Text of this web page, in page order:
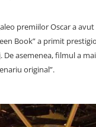
premiilor Oscar a
Book” a primit
De asemenea, filmul a
original”.